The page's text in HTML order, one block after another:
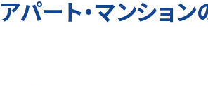
アパート・マンション